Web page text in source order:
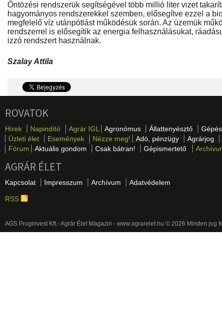
Öntözési rendszerük segítségével több millió liter vizet
hagyományos rendszerekkel szemben, elősegítve ezzel a
megfelelő víz utánpótlást működésük során. Az üzemük
rendszerrel is elősegítik az energia felhasználásukat,
izzó rendszert használnak.
Szalay Attila
ROVATOK
Hírek Napindító Agrár IGL Agronómus Állattenyésztő
Üzleti élet
Események Nézze meg! Adó, pénzügy
Agrárjog
Fórum
Aktuális gondom Csak bátran! Gépismertető
AGRÁR ÉLET
Kapcsolat Impresszum Archívum Adatvédelem
RSS
AGS Proginvest Kft.- Agrár Élet Magazin - www.agrarelet.hu © 2026 Minden jog